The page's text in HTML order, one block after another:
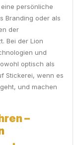
persönliche
Branding oder als
der
Bei der Lion
und
optisch als
Stickerei, wenn es
und machen
–